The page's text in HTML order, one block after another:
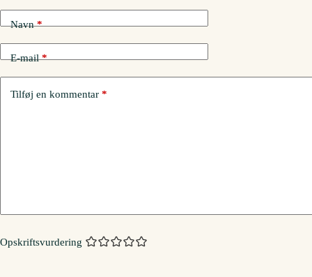
Navn*
E-mail*
Tilføj en kommentar *
Opskriftsvurdering